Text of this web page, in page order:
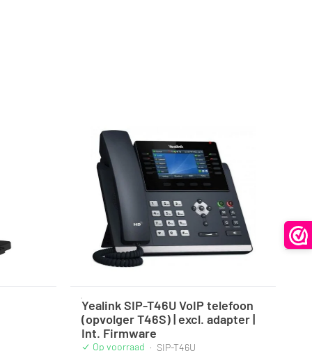
Yealink SIP-T46U VoIP telefoon
(opvolger T46S) | excl. adapter |
Int. Firmware
Op voorraad · SIP-T46U